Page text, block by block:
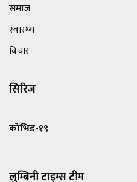
समाज
स्वास्थ्य
विचार
सिरिज
कोभिड-१९
लुम्बिनी टाइम्स टीम